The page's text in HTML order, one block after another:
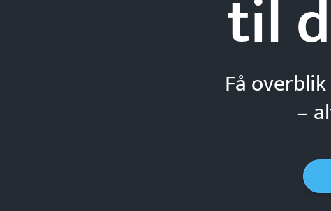
til
Få
–